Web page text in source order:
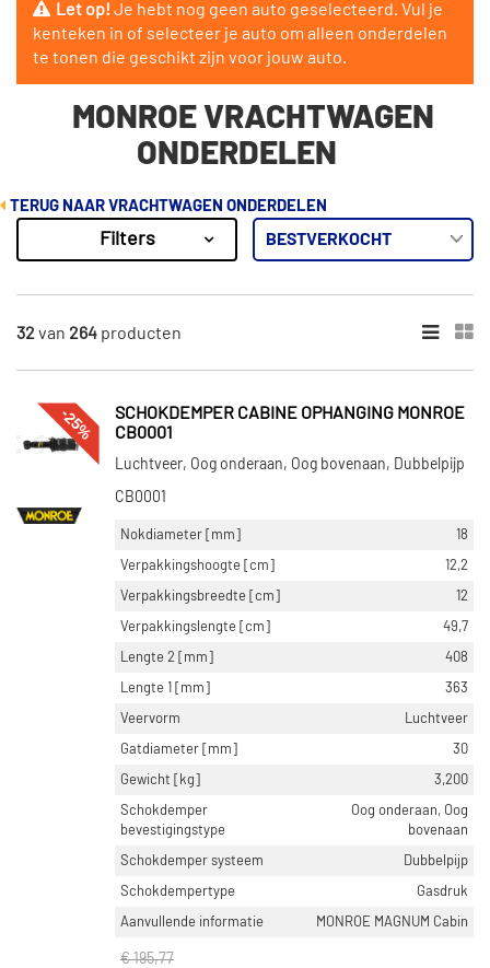
Let op!Je hebt nog geen auto geselecteerd. Vul je
kenteken in of selecteer je auto om alleen onderdelen
te tonen die geschikt zijn voor jouw auto.
MONROE VRACHTWAGEN
ONDERDELEN
TERUG NAAR VRACHTWAGEN ONDERDELEN
Resultaten
×
Op voorraad (155)
Niet op voorraad (109)
Filters
32van 264 producten
-25%
SCHOKDEMPER CABINE OPHANGING MONROE
CB0001
Luchtveer, Oog onderaan, Oog bovenaan, Dubbelpijp
CB0001
Nokdiameter [mm]
18
Verpakkingshoogte [cm]
12,2
Verpakkingsbreedte [cm]
12
Verpakkingslengte [cm]
49,7
Lengte 2 [mm]
408
Lengte 1 [mm]
363
Veervorm
Luchtveer
Gatdiameter [mm]
30
Gewicht [kg]
3,200
Schokdemper
bevestigingstype
Oog onderaan, Oog
bovenaan
Schokdemper systeem
Dubbelpijp
Schokdempertype
Gasdruk
Aanvullende informatie
MONROE MAGNUM Cabin
€ 195,77